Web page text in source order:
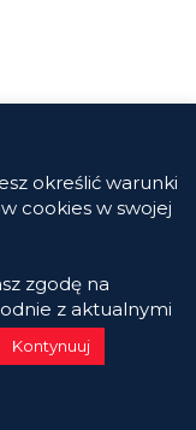
określić warunki
cookies w swojej
zgodę na
z aktualnymi
Kontynuuj